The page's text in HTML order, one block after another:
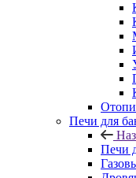
Печи для
Печи